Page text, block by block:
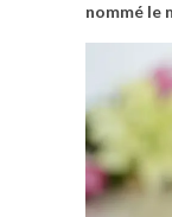
nommé le